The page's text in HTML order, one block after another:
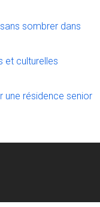
sombrer dans
et culturelles
une résidence senior